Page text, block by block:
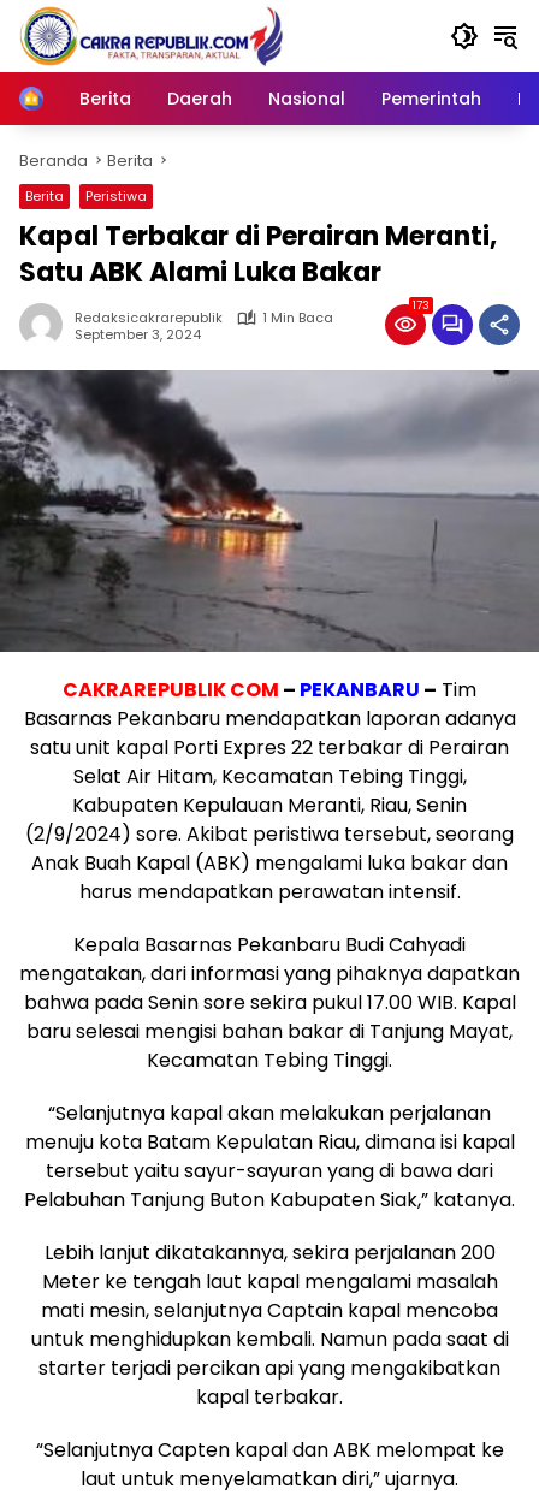
Langsung
konten
Home
Berita Daerah Nasional Pemerintah
Beranda Berita
Berita Peristiwa
Kapal Terbakar di Perairan Meranti,
Satu ABK Alami Luka Bakar
Redaksicakrarepublik
1 Min Baca
September 3, 2024
173
CAKRAREPUBLIK COM – PEKANBARU – Tim
Basarnas Pekanbaru mendapatkan laporan adanya
satu unit kapal Porti Expres 22 terbakar di Perairan
Selat Air Hitam, Kecamatan Tebing Tinggi,
Kabupaten Kepulauan Meranti, Riau, Senin
(2/9/2024) sore. Akibat peristiwa tersebut, seorang
Anak Buah Kapal (ABK) mengalami luka bakar dan
harus mendapatkan perawatan intensif.
Kepala Basarnas Pekanbaru Budi Cahyadi
mengatakan, dari informasi yang pihaknya dapatkan
bahwa pada Senin sore sekira pukul 17.00 WIB. Kapal
baru selesai mengisi bahan bakar di Tanjung Mayat,
Kecamatan Tebing Tinggi.
“Selanjutnya kapal akan melakukan perjalanan
menuju kota Batam Kepulatan Riau, dimana isi kapal
tersebut yaitu sayur-sayuran yang di bawa dari
Pelabuhan Tanjung Buton Kabupaten Siak,” katanya.
Lebih lanjut dikatakannya, sekira perjalanan 200
Meter ke tengah laut kapal mengalami masalah
mati mesin, selanjutnya Captain kapal mencoba
untuk menghidupkan kembali. Namun pada saat di
starter terjadi percikan api yang mengakibatkan
kapal terbakar.
“Selanjutnya Capten kapal dan ABK melompat ke
laut untuk menyelamatkan diri,” ujarnya.